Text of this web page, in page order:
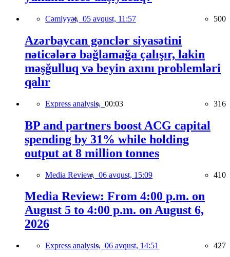
Cəmiyyət, 05 avqust, 11:57 500
Azərbaycan gənclər siyasətini
nəticələrə bağlamağa çalışır, lakin
məşğulluq və beyin axını problemləri
qalır
Express analysis, 00:03 316
BP and partners boost ACG capital
spending by 31% while holding
output at 8 million tonnes
Media Review, 06 avqust, 15:09 410
Media Review: From 4:00 p.m. on
August 5 to 4:00 p.m. on August 6,
2026
Express analysis, 06 avqust, 14:51 427